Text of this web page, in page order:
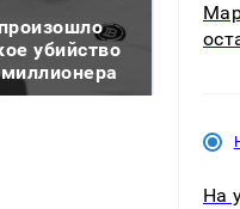
убийство
Все
На